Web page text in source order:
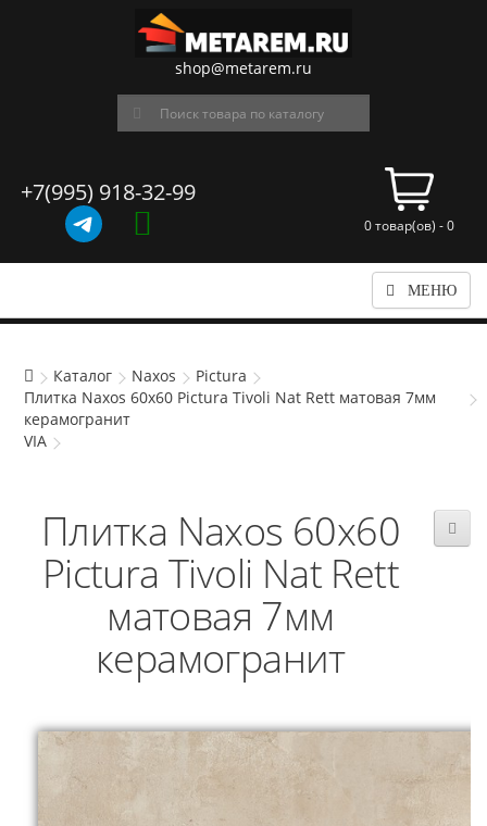
shop@metarem.ru
+7(995) 918-32-99
0 товар(ов) - 0
МЕНЮ
Каталог Naxos
Pictura
Плитка Naxos 60x60 Pictura Tivoli Nat Rett матовая 7мм
керамогранит
VIA
Плитка Naxos 60x60
Pictura Tivoli Nat Rett
матовая 7мм
керамогранит